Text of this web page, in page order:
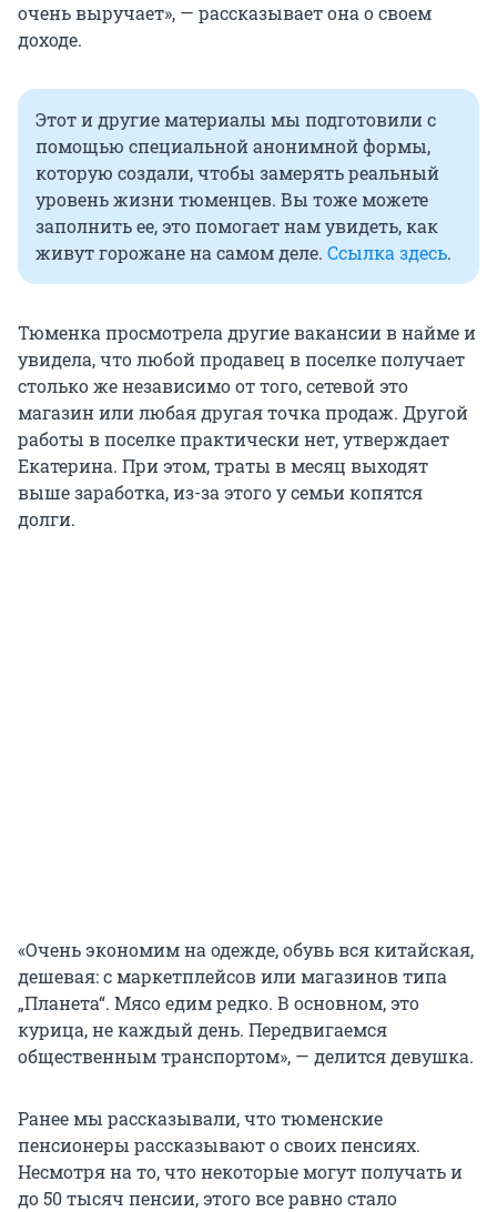
очень выручает», — рассказывает она о своем
доходе.
Этот и другие материалы мы подготовили с
помощью специальной анонимной формы,
которую создали, чтобы замерять реальный
уровень жизни тюменцев. Вы тоже можете
заполнить ее, это помогает нам увидеть, как
живут горожане на самом деле. Ссылка здесь.
Тюменка просмотрела другие вакансии в найме и
увидела, что любой продавец в поселке получает
столько же независимо от того, сетевой это
магазин или любая другая точка продаж. Другой
работы в поселке практически нет, утверждает
Екатерина. При этом, траты в месяц выходят
выше заработка, из-за этого у семьи копятся
долги.
«Очень экономим на одежде, обувь вся китайская,
дешевая: с маркетплейсов или магазинов типа
„Планета“. Мясо едим редко. В основном, это
курица, не каждый день. Передвигаемся
общественным транспортом», — делится девушка.
Ранее мы рассказывали, что тюменские
пенсионеры рассказывают о своих пенсиях.
Несмотря на то, что некоторые могут получать и
до 50 тысяч пенсии, этого все равно стало